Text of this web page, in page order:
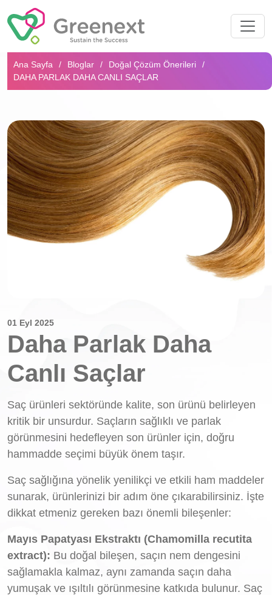
Arama...
Ana Sayfa Bloglar
Doğal Çözüm Önerileri
DAHA PARLAK DAHA CANLI SAÇLAR
01 Eyl 2025
Daha Parlak Daha
Canlı Saçlar
Saç ürünleri sektöründe kalite, son ürünü belirleyen
kritik bir unsurdur. Saçların sağlıklı ve parlak
görünmesini hedefleyen son ürünler için, doğru
hammadde seçimi büyük önem taşır.
Saç sağlığına yönelik yenilikçi ve etkili ham maddeler
sunarak, ürünlerinizi bir adım öne çıkarabilirsiniz. İşte
dikkat etmeniz gereken bazı önemli bileşenler:
Mayıs Papatyası Ekstraktı (Chamomilla recutita
extract): Bu doğal bileşen, saçın nem dengesini
sağlamakla kalmaz, aynı zamanda saçın daha
yumuşak ve ışıltılı görünmesine katkıda bulunur. Saç